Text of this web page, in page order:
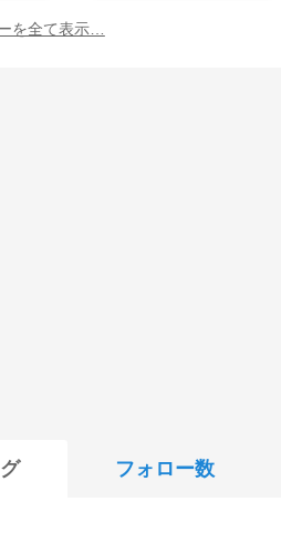
を全て表示…
フォロー数